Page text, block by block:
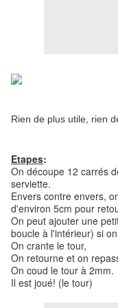
Rien de plus utile, rien
Etapes:
On découpe 12 carrés
serviette.
Envers contre envers,
d'environ 5cm pour
On peut ajouter une
boucle à l'intérieur) si
On crante le tour,
On retourne et on
On coud le tour à 2mm.
Il est joué! (le tour)